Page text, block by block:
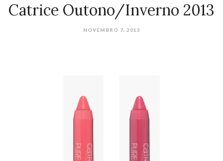
Catrice Outono/Inverno 2013
NOVEMBRO 7, 2013